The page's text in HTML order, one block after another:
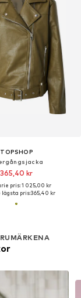
TOPSHOP
365,40 kr
pris: 1 025,00 kr
lägsta pris:365,40 kr